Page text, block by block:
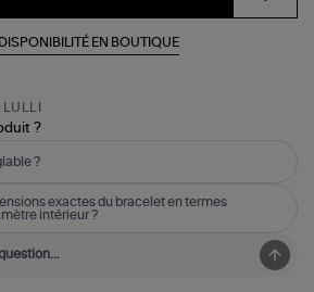
EN BOUTIQUE
?
?
exactes du bracelet en termes
intérieur ?